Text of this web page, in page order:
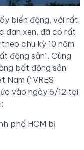
biến động, với rất
đan xen, đã có rất
chu kỳ 10 năm
động sản”. Cùng
bất động sản
Nam (“VRES
vào ngày 6/12 tại
phố HCM bị